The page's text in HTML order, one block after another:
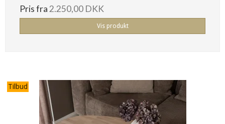
Pris fra 2.250,00 DKK
Vis produkt
Tilbud